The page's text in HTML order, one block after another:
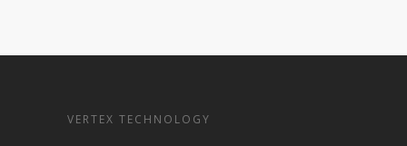
VERTEX TECHNOLOGY